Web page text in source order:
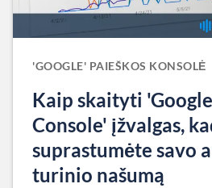
'GOOGLE' PAIEŠKOS KONSOLĖ
Kaip skaityti
Console' įžvalgas,
suprastumėte savo
turinio našumą